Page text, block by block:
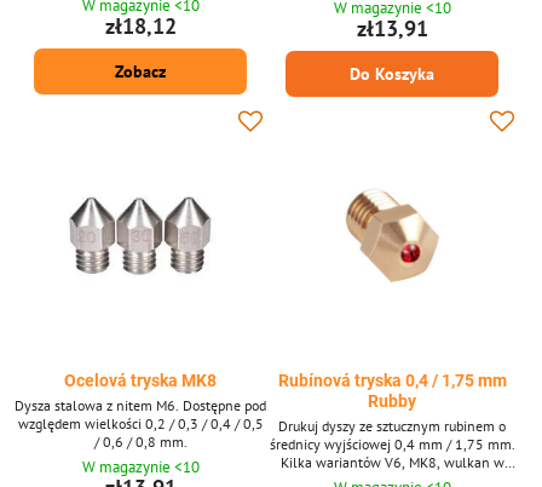
W magazynie <10
zł18,12
Zobacz
W magazynie <10
zł13,91
Do Koszyka
Ocelová tryska MK8
Dysza stalowa z nitem M6. Dostępne pod
względem wielkości 0,2 / 0,3 / 0,4 / 0,5
/ 0,6 / 0,8 mm.
W magazynie <10
Rubínová tryska 0,4 / 1,75 mm
Rubby
Drukuj dyszy ze sztucznym rubinem o
średnicy wyjściowej 0,4 mm / 1,75 mm.
Kilka wariantów V6, MK8, wulkan w
różnych materiałach: Brass vs Titan